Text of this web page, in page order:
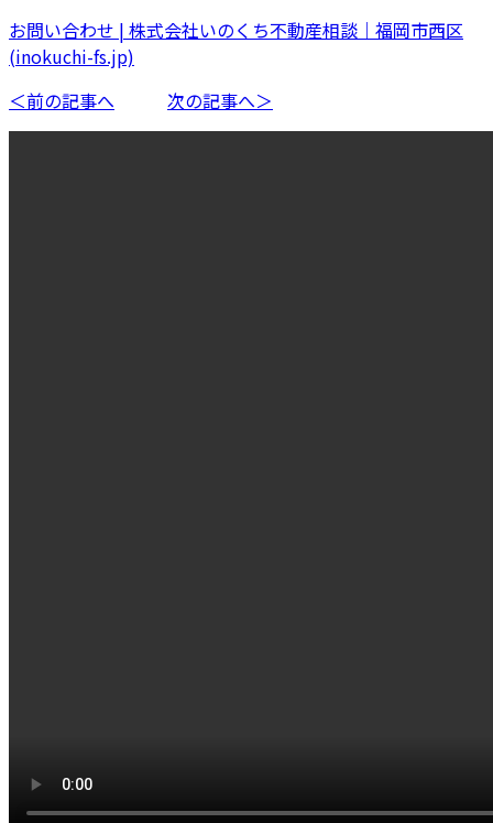
お問い合わせ | 株式会社いのくち不動産相談｜福岡市西区
(inokuchi-fs.jp)
＜前の記事へ
次の記事へ＞